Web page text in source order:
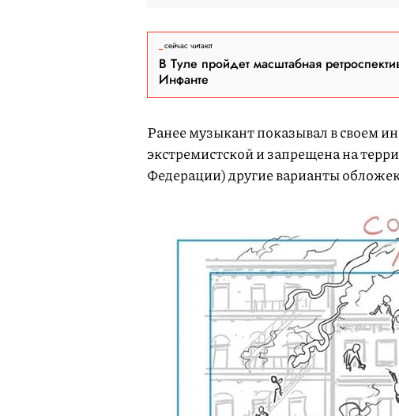
сейчас читают
В Туле пройдет масштабная
Инфанте
Ранее музыкант показывал в своем
экстремистской и запрещена на
Федерации) другие варианты